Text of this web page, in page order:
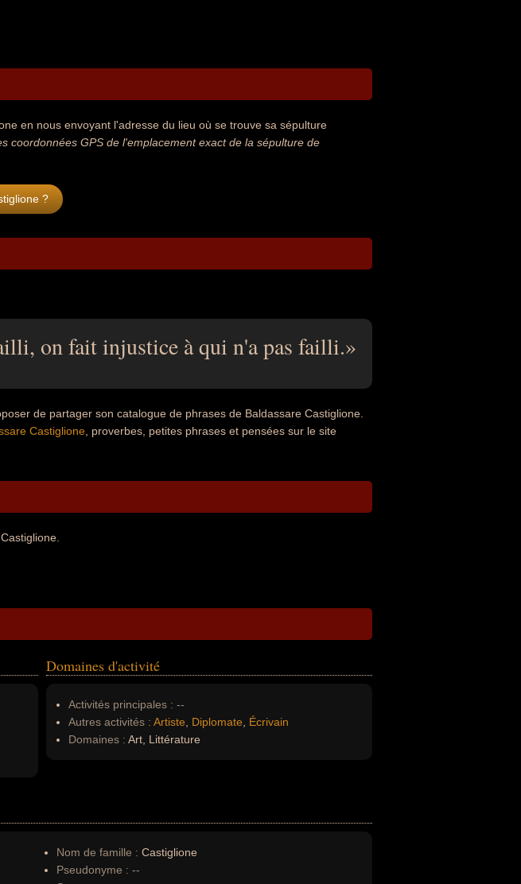
en nous envoyant l'adresse du lieu où se trouve sa sépulture
coordonnées GPS de l'emplacement exact de la sépulture de
?
on fait injustice à qui n'a pas failli.
de partager son catalogue de phrases de Baldassare Castiglione.
Castiglione , proverbes, petites phrases et pensées sur le site
Domaines d'activité
Activités principales : --
Autres activités : Artiste Diplomate
Écrivain
Domaines : Art, Littérature
Nom de famille : Castiglione
Pseudonyme : --